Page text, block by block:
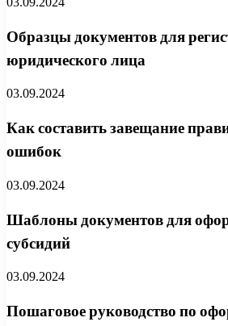
Образцы документов для
юридического лица
03.09.2024
Как составить завещание
ошибок
03.09.2024
Шаблоны документов для
субсидий
03.09.2024
Пошаговое руководство по